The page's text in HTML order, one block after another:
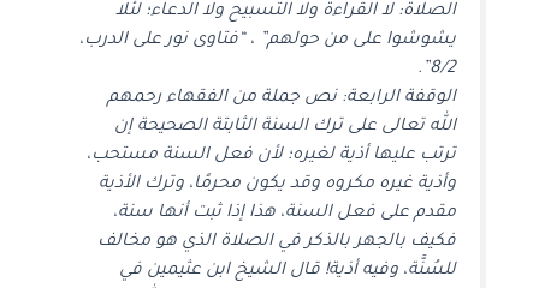
الصلاة: لا القراءة ولا التسبيح ولا الدعاء؛ لئلا
يشوشوا على من حولهم” ، “فتاوى نور على الدرب،
8/2”.
الوقفة الرابعة: نص جملة من الفقهاء رحمهم
الله تعالى على ترك السنة الثابتة الصحيحة إن
ترتب عليها أذية لغيره؛ لأن فعل السنة مستحب،
وأذية غيره مكروه وقد يكون محرمًا، وترك الأذية
مقدم على فعل السنة، هذا إذا ثبت أنها سنة،
فكيف بالجهر بالذكر في الصلاة الذي هو مخالف
للسُنَّة، وفيه أذية! قال الشيخ ابن عثيمين في